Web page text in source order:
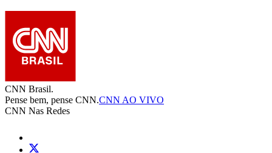
CNN Brasil.
Pense bem, pense CNN.CNN AO VIVO
CNN Nas Redes